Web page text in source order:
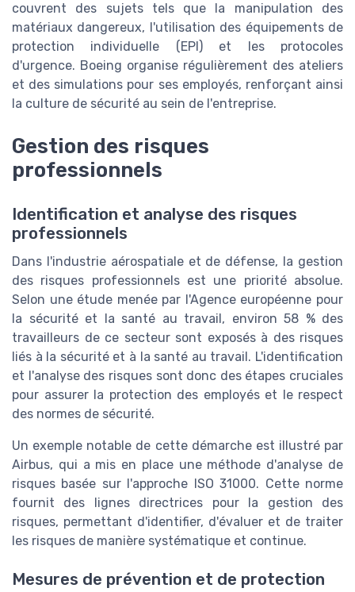
couvrent des sujets tels que la manipulation des
matériaux dangereux, l'utilisation des équipements de
protection individuelle (EPI) et les protocoles
d'urgence. Boeing organise régulièrement des ateliers
et des simulations pour ses employés, renforçant ainsi
la culture de sécurité au sein de l'entreprise.
Gestion des risques
professionnels
Identification et analyse des risques
professionnels
Dans l'industrie aérospatiale et de défense, la gestion
des risques professionnels est une priorité absolue.
Selon une étude menée par l'Agence européenne pour
la sécurité et la santé au travail, environ 58 % des
travailleurs de ce secteur sont exposés à des risques
liés à la sécurité et à la santé au travail. L'identification
et l'analyse des risques sont donc des étapes cruciales
pour assurer la protection des employés et le respect
des normes de sécurité.
Un exemple notable de cette démarche est illustré par
Airbus, qui a mis en place une méthode d'analyse de
risques basée sur l'approche ISO 31000. Cette norme
fournit des lignes directrices pour la gestion des
risques, permettant d'identifier, d'évaluer et de traiter
les risques de manière systématique et continue.
Mesures de prévention et de protection